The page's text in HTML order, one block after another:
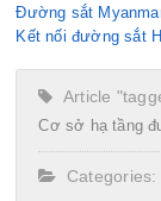
Đường sắt
Kết nối đường sắt
Article
Cơ sở hạ tầng
Categories: